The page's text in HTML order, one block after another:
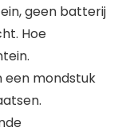
geen batterij
Hoe
een mondstuk